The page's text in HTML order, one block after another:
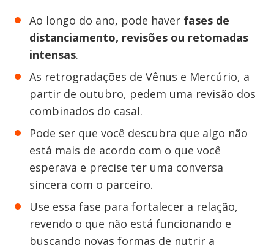
Ao longo do ano, pode haver fases de
distanciamento, revisões ou retomadas
intensas.
As retrogradações de Vênus e Mercúrio, a
partir de outubro, pedem uma revisão dos
combinados do casal.
Pode ser que você descubra que algo não
está mais de acordo com o que você
esperava e precise ter uma conversa
sincera com o parceiro.
Use essa fase para fortalecer a relação,
revendo o que não está funcionando e
buscando novas formas de nutrir a